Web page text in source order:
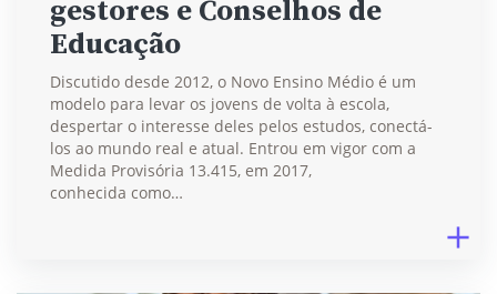
gestores e Conselhos de
Educação
Discutido desde 2012, o Novo Ensino Médio é um
modelo para levar os jovens de volta à escola,
despertar o interesse deles pelos estudos, conectá-
los ao mundo real e atual. Entrou em vigor com a
Medida Provisória 13.415, em 2017,
conhecida como…